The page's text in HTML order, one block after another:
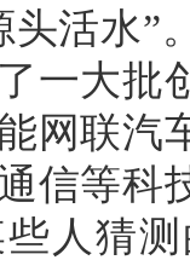
头活水”
一大批
网联汽
信等科
人猜